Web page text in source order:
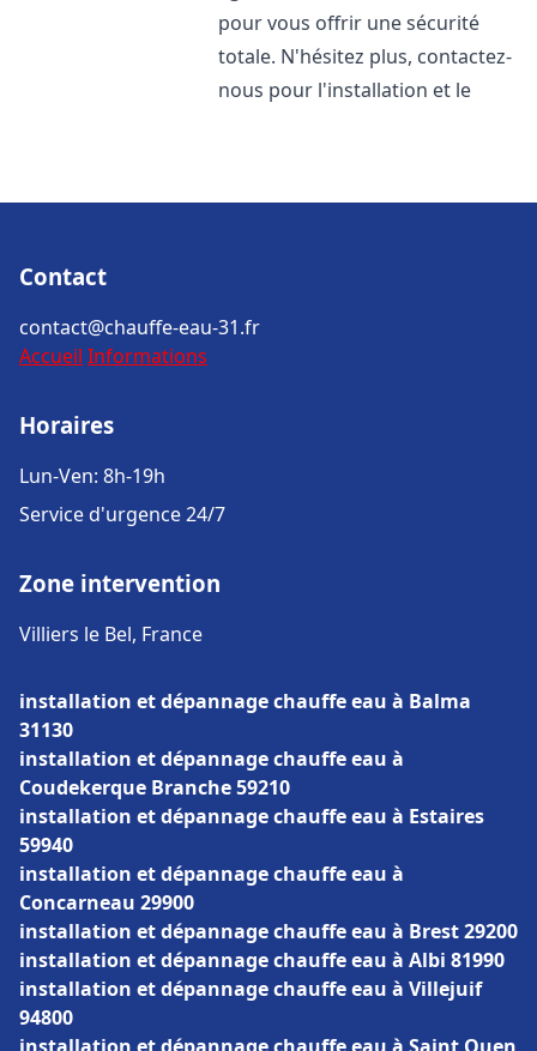
pour vous offrir une sécurité
totale. N'hésitez plus, contactez-
nous pour l'installation et le
Contact
contact@chauffe-eau-31.fr
Accueil Informations
Horaires
Lun-Ven: 8h-19h
Service d'urgence 24/7
Zone intervention
Villiers le Bel, France
installation et dépannage chauffe eau à Balma
31130
installation et dépannage chauffe eau à
Coudekerque Branche 59210
installation et dépannage chauffe eau à Estaires
59940
installation et dépannage chauffe eau à
Concarneau 29900
installation et dépannage chauffe eau à Brest 29200
installation et dépannage chauffe eau à Albi 81990
installation et dépannage chauffe eau à Villejuif
94800